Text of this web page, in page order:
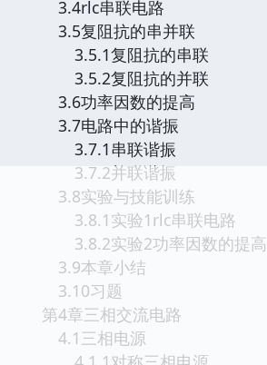
3.4rlc串联电路
3.5复阻抗的串并联
3.5.1复阻抗的串联
3.5.2复阻抗的并联
3.6功率因数的提高
3.7电路中的谐振
3.7.1串联谐振
3.7.2并联谐振
3.8实验与技能训练
3.8.1实验1rlc串联电路
3.8.2实验2功率因数的提高
3.9本章小结
3.10习题
第4章三相交流电路
4.1三相电源